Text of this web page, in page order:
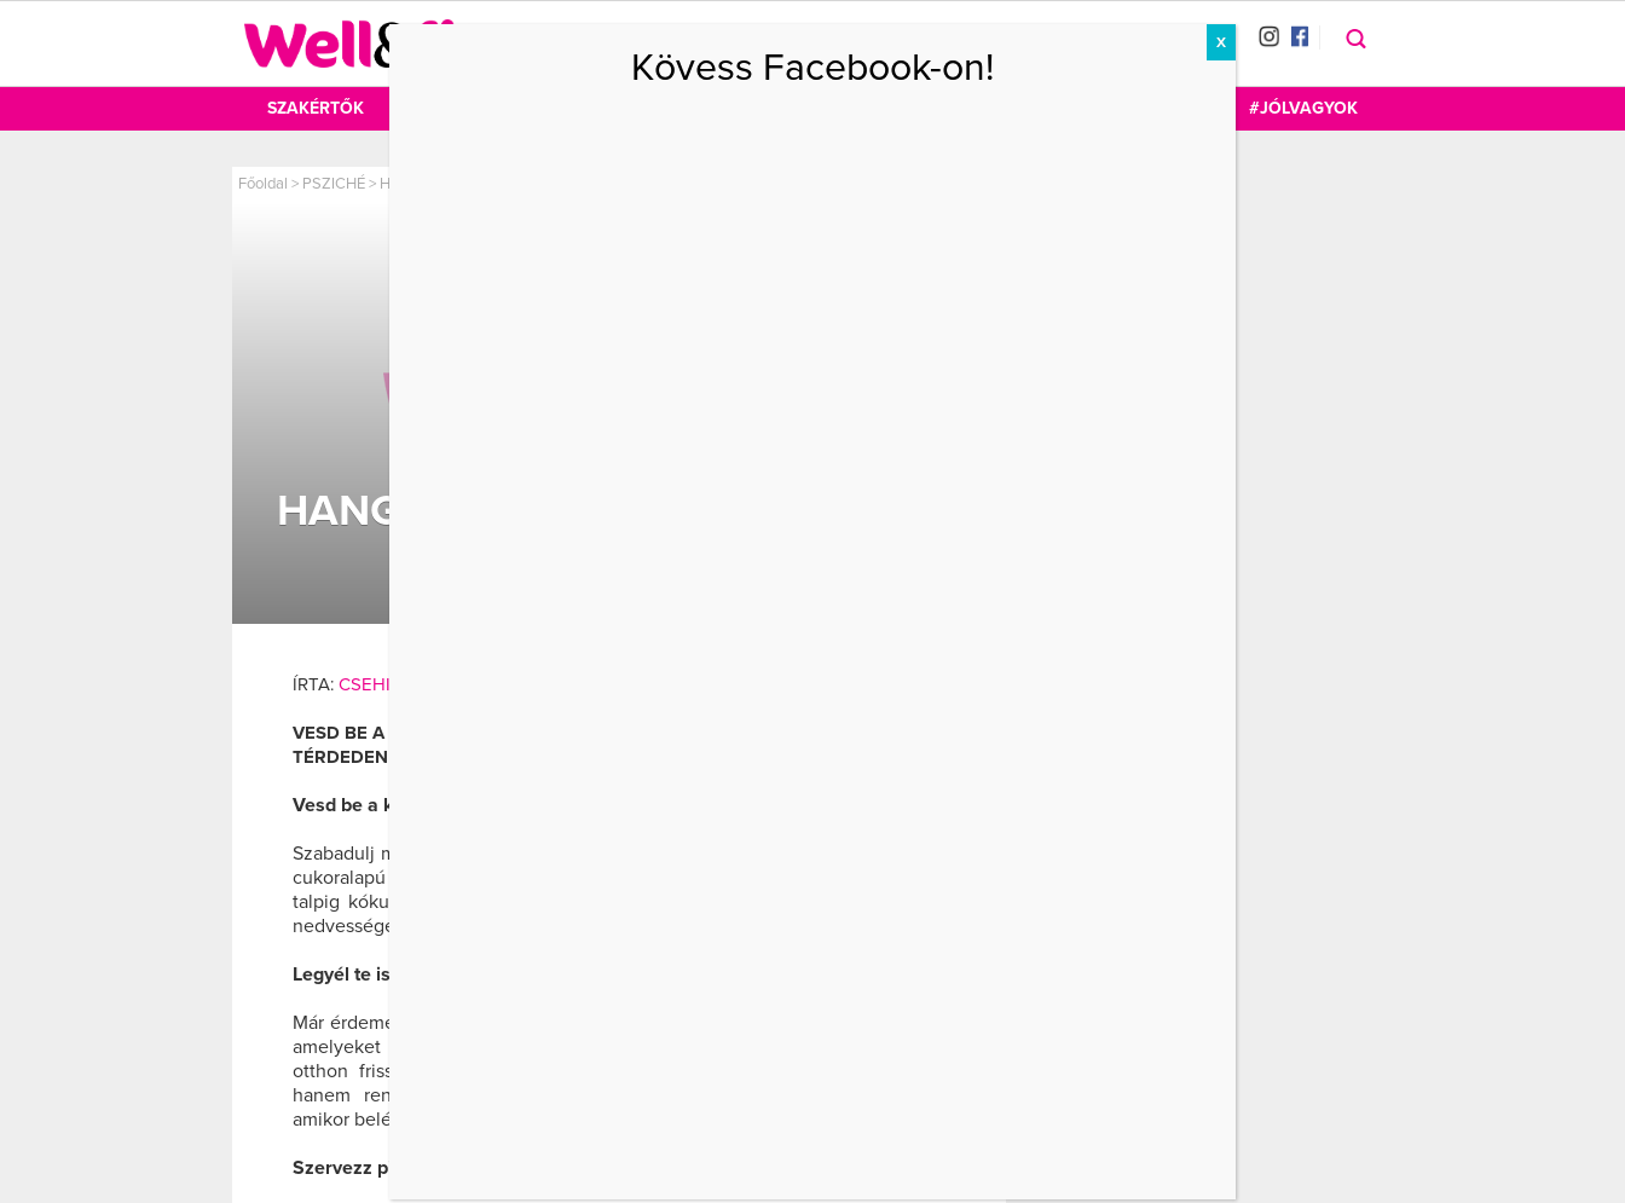
SZAKÉRTŐK #JÓLVAGYOK
Főoldal > PSZICHÉ> Hangolódj a tavaszra kívül-belül!
HANGOLÓDJ A TAVASZRA KÍVÜL-
ÍRTA: CSEHI DORINA
VESD BE A KÓKUSZ EREJÉT! SZABADULJ MEG A DURVA, SZÁRAZ BŐRTŐL A
TÉRDEDEN ÉS A KÖNYÖKÖDÖN EGY
Vesd be a kókusz erejét!
Szabadulj meg a durva, száraz bőrtől a térdeden és a könyöködön egy finom
cukoralapú bőrradírral. Ha lemostad, még vizesen kend be magad tetőtől
talpig kókuszos testápolóval (vagy
nedvességet. Az isteni illattól pedig garantált a jó közérzeted!
Legyél te is balkonkertész!
Már érdemes megvásárolni a bazsalikom, menta, oregánó és más palántákat,
amelyeket az ablakban vagy az erkélyen nevelgethetsz. Így mindig lesz
otthon friss fűszernövény, amellyel nem csak az ételeidet dobhatod fel,
hanem rengeteg antioxidánst is tartalmaznak. Sőt, minden alkalommal,
amikor belépsz a konyhába, ínycsiklandó illatok fogadnak!
Szervezz pikniket otthon!
Kövess Facebook-on!
X